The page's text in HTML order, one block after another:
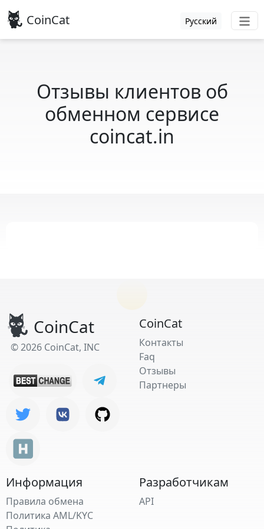
CoinCat Русский
Отзывы клиентов об
обменном сервисе
coincat.in
CoinCat
© 2026 CoinCat, INC
CoinCat
Контакты
Faq
Отзывы
Партнеры
Информация
Правила обмена
Политика AML/KYC
Разработчикам
API